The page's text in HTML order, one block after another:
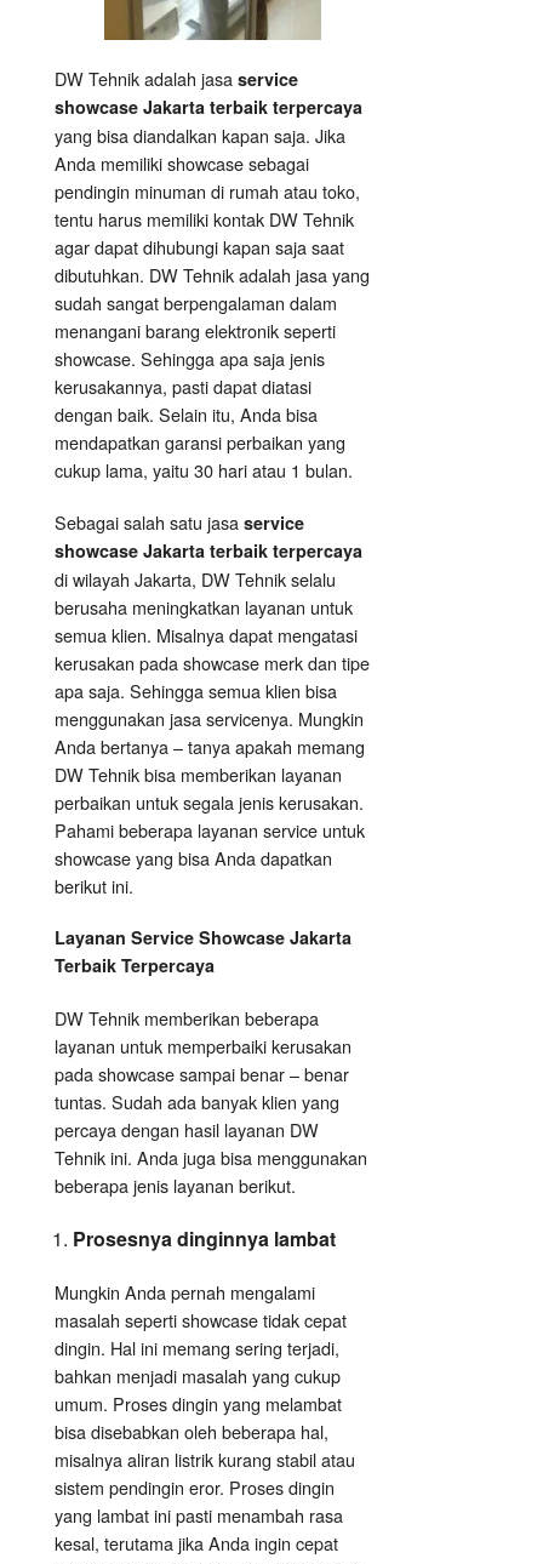
DW Tehnik adalah jasa service
showcase Jakarta terbaik terpercaya
yang bisa diandalkan kapan saja. Jika
Anda memiliki showcase sebagai
pendingin minuman di rumah atau toko,
tentu harus memiliki kontak DW Tehnik
agar dapat dihubungi kapan saja saat
dibutuhkan. DW Tehnik adalah jasa yang
sudah sangat berpengalaman dalam
menangani barang elektronik seperti
showcase. Sehingga apa saja jenis
kerusakannya, pasti dapat diatasi
dengan baik. Selain itu, Anda bisa
mendapatkan garansi perbaikan yang
cukup lama, yaitu 30 hari atau 1 bulan.
Sebagai salah satu jasa service
showcase Jakarta terbaik terpercaya
di wilayah Jakarta, DW Tehnik selalu
berusaha meningkatkan layanan untuk
semua klien. Misalnya dapat mengatasi
kerusakan pada showcase merk dan tipe
apa saja. Sehingga semua klien bisa
menggunakan jasa servicenya. Mungkin
Anda bertanya – tanya apakah memang
DW Tehnik bisa memberikan layanan
perbaikan untuk segala jenis kerusakan.
Pahami beberapa layanan service untuk
showcase yang bisa Anda dapatkan
berikut ini.
Layanan Service Showcase Jakarta
Terbaik Terpercaya
DW Tehnik memberikan beberapa
layanan untuk memperbaiki kerusakan
pada showcase sampai benar – benar
tuntas. Sudah ada banyak klien yang
percaya dengan hasil layanan DW
Tehnik ini. Anda juga bisa menggunakan
beberapa jenis layanan berikut.
Prosesnya dinginnya lambat
Mungkin Anda pernah mengalami
masalah seperti showcase tidak cepat
dingin. Hal ini memang sering terjadi,
bahkan menjadi masalah yang cukup
umum. Proses dingin yang melambat
bisa disebabkan oleh beberapa hal,
misalnya aliran listrik kurang stabil atau
sistem pendingin eror. Proses dingin
yang lambat ini pasti menambah rasa
kesal, terutama jika Anda ingin cepat